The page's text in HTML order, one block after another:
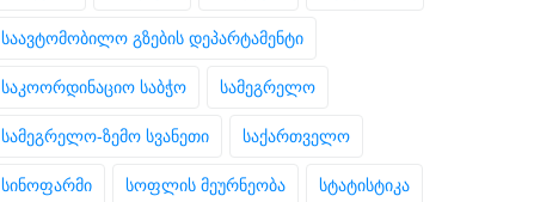
საავტომობილო გზების დეპარტამენტი
საკოორდინაციო საბჭო სამეგრელო
სამეგრელო-ზემო სვანეთი საქართველო
სინოფარმი სოფლის მეურნეობა სტატისტიკა